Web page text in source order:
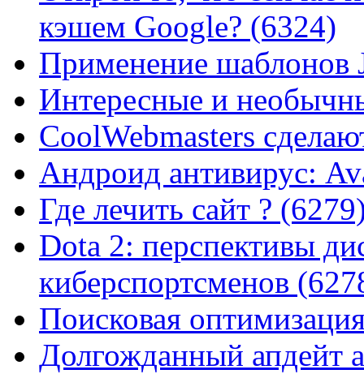
кэшем Google? (6324)
Применение шаблонов
Интересные и
CoolWebmasters
Андроид антивирус:
Где лечить сайт ?
Dota 2: перспективы
киберспортсменов
Поисковая
Долгожданный апдейт